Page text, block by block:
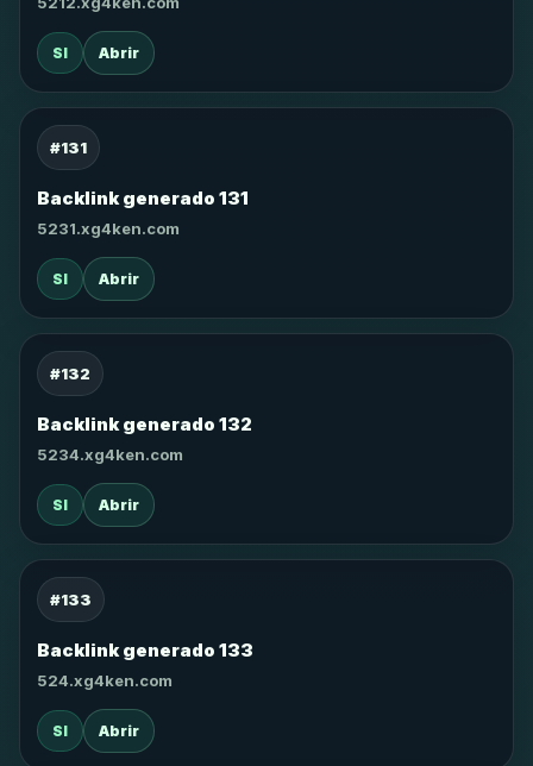
SI Abrir
#131
Backlink generado 131
5231.xg4ken.com
SI Abrir
#132
Backlink generado 132
5234.xg4ken.com
SI Abrir
#133
Backlink generado 133
524.xg4ken.com
SI Abrir